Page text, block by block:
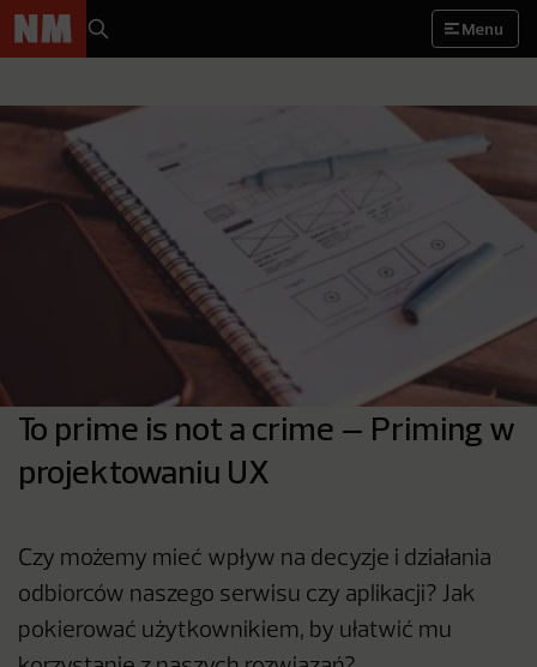
Menu
To prime is not a crime – Priming w
projektowaniu UX
Czy możemy mieć wpływ na decyzje i działania
odbiorców naszego serwisu czy aplikacji? Jak
pokierować użytkownikiem, by ułatwić mu